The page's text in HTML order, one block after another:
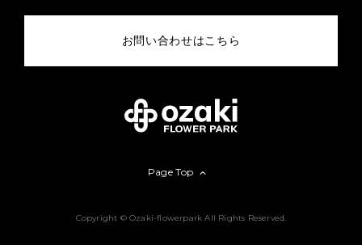
お問い合わせはこちら
Copyright © Ozaki-flowerpark All Rights Reserved.
Page Top